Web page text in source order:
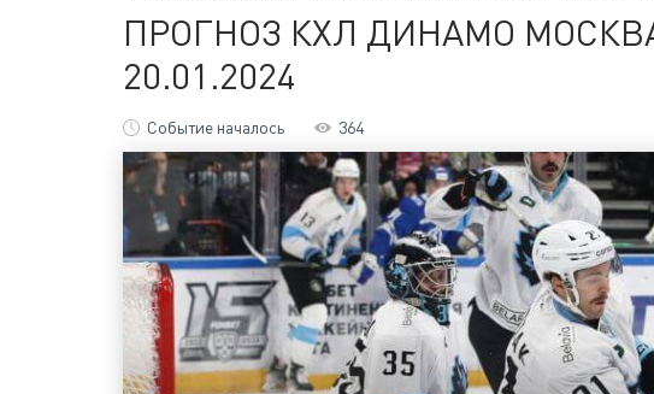
ПРОГНОЗ КХЛ ДИНАМО
20.01.2024
Событие началось 364